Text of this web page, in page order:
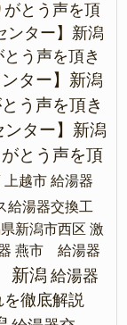
とう声を頂
ンター】新潟
う声を頂き
ター】新潟
う声を頂き
ンター】新潟
とう声を頂
上越市 給湯器
給湯器交換工
新潟市西区 激
燕市 給湯器
新潟 給湯器
を徹底解説